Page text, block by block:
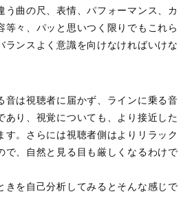
う曲の尺、表情、パフォーマンス、カ
等々、パッと思いつく限りでもこれら
ランスよく意識を向けなければいけな
音は視聴者に届かず、ラインに乗る音
あり、視覚についても、より接近した
す。さらには視聴者側はよりリラック
で、自然と見る目も厳しくなるわけで
きを自己分析してみるとそんな感じで